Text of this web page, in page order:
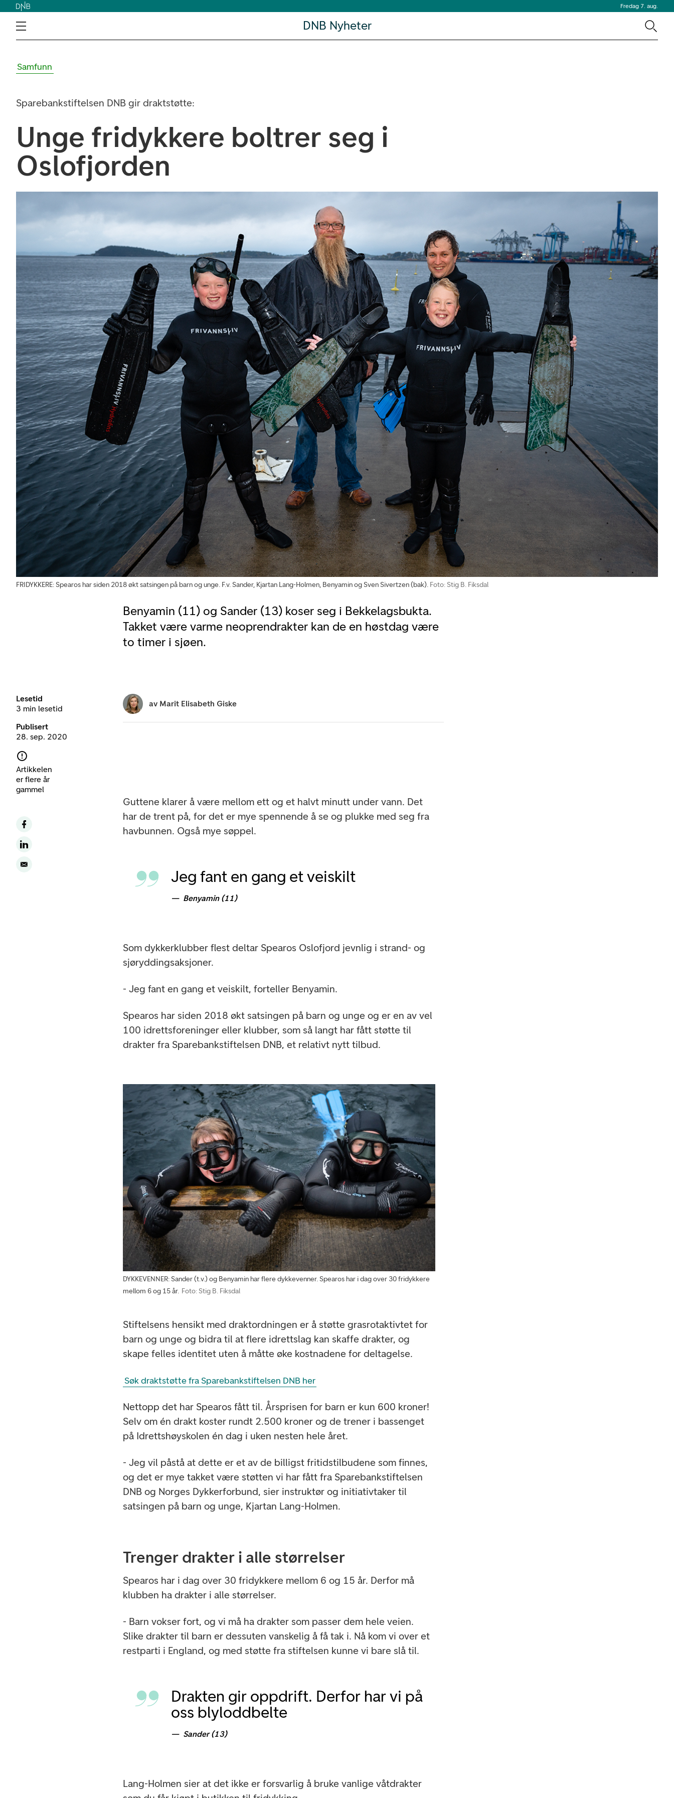
Fredag 7. aug.
DNB Nyheter
Samfunn
Sparebankstiftelsen DNB gir draktstøtte:
Unge fridykkere boltrer seg i
Oslofjorden
Benyamin (11) og Sander (13) koser seg i Bekkelagsbukta.
Takket være varme neoprendrakter kan de en høstdag være
to timer i sjøen.
FRIDYKKERE: Spearos har siden 2018 økt satsingen på barn og unge. F.v. Sander, Kjartan Lang-Holmen, Benyamin og Sven Sivertzen (bak). Foto: Stig B. Fiksdal
Lesetid
3 min lesetid
Publisert
28. sep. 2020
Artikkelen
er flere år
gammel
av Marit Elisabeth Giske
Guttene klarer å være mellom ett og et halvt minutt under vann. Det
har de trent på, for det er mye spennende å se og plukke med seg fra
havbunnen. Også mye søppel.
Jeg fant en gang et veiskilt
Benyamin (11)
Som dykkerklubber flest deltar Spearos Oslofjord jevnlig i strand- og
sjøryddingsaksjoner.
- Jeg fant en gang et veiskilt, forteller Benyamin.
Spearos har siden 2018 økt satsingen på barn og unge og er en av vel
100 idrettsforeninger eller klubber, som så langt har fått støtte til
drakter fra Sparebankstiftelsen DNB, et relativt nytt tilbud.
DYKKEVENNER: Sander (t.v.) og Benyamin har flere dykkevenner. Spearos har i dag over 30 fridykkere
mellom 6 og 15 år. Foto: Stig B. Fiksdal
Stiftelsens hensikt med draktordningen er å støtte grasrotaktivtet for
barn og unge og bidra til at flere idrettslag kan skaffe drakter, og
skape felles identitet uten å måtte øke kostnadene for deltagelse.
Søk draktstøtte fra Sparebankstiftelsen DNB her
Nettopp det har Spearos fått til. Årsprisen for barn er kun 600 kroner!
Selv om én drakt koster rundt 2.500 kroner og de trener i bassenget
på Idrettshøyskolen én dag i uken nesten hele året.
- Jeg vil påstå at dette er et av de billigst fritidstilbudene som finnes,
og det er mye takket være støtten vi har fått fra Sparebankstiftelsen
DNB og Norges Dykkerforbund, sier instruktør og initiativtaker til
satsingen på barn og unge, Kjartan Lang-Holmen.
Trenger drakter i alle størrelser
Spearos har i dag over 30 fridykkere mellom 6 og 15 år. Derfor må
klubben ha drakter i alle størrelser.
- Barn vokser fort, og vi må ha drakter som passer dem hele veien.
Slike drakter til barn er dessuten vanskelig å få tak i. Nå kom vi over et
restparti i England, og med støtte fra stiftelsen kunne vi bare slå til.
Drakten gir oppdrift. Derfor har vi på
oss blyloddbelte
Sander (13)
Lang-Holmen sier at det ikke er forsvarlig å bruke vanlige våtdrakter